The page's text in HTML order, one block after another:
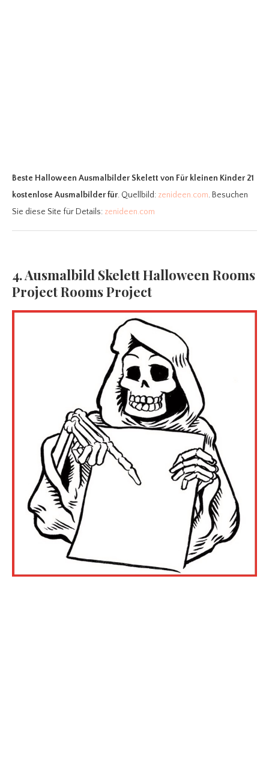
Beste Halloween Ausmalbilder Skelett von Für kleinen Kinder 21
kostenlose Ausmalbilder für. Quellbild: zenideen.com. Besuchen
Sie diese Site für Details: zenideen.com
4. Ausmalbild Skelett Halloween Rooms
Project Rooms Project